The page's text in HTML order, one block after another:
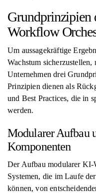
Grundprinzipien
Workflow
Um aussagekräftige
Wachstum
Unternehmen drei
Prinzipien dienen als
und Best Practices, die in
werden.
Modularer Aufbau
Komponenten
Der Aufbau modularer
Systemen, die im Laufe
können, von